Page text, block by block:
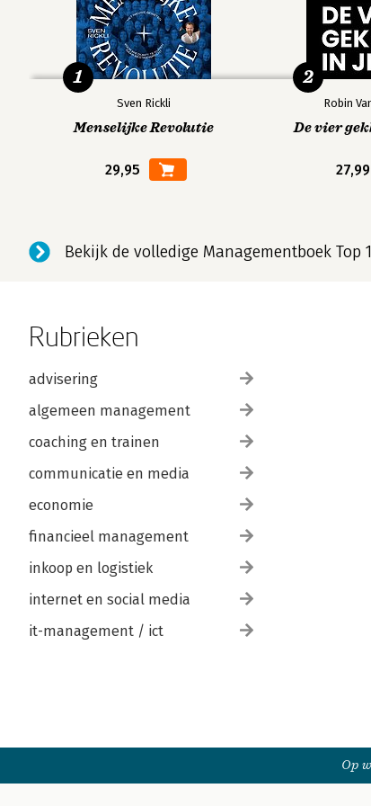
Sven Rickli
Menselijke Revolutie
29,95
1
Robin
De vier
27,99
2
Bekijk de volledige Managementboek Top
Rubrieken
advisering
algemeen management
coaching en trainen
communicatie en media
economie
financieel management
inkoop en logistiek
internet en social media
it-management / ict
Op